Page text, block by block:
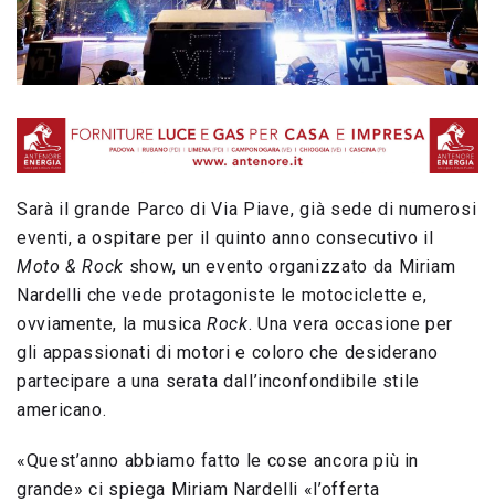
Sarà il grande Parco di Via Piave, già sede di numerosi
eventi, a ospitare per il quinto anno consecutivo il
Moto & Rock show, un evento organizzato da Miriam
Nardelli che vede protagoniste le motociclette e,
ovviamente, la musicaRock. Una vera occasione per
gli appassionati di motori e coloro che desiderano
partecipare a una serata dall’inconfondibile stile
americano.
«Quest’anno abbiamo fatto le cose ancora più in
grande» ci spiega Miriam Nardelli «l’offerta